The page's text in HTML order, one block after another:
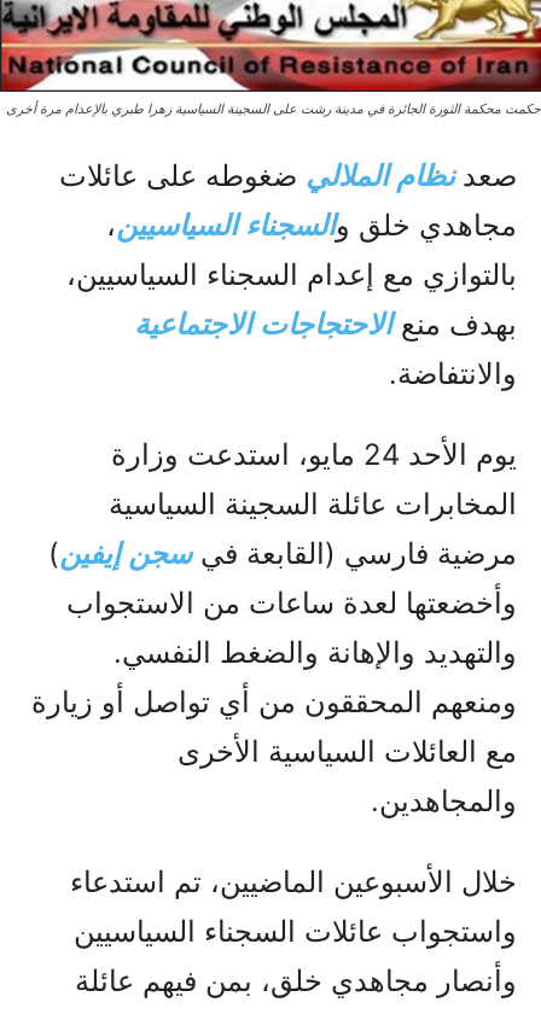
حكمت محكمة الثورة الجائرة في مدينة رشت على السجينة السياسية زهرا طبري بالإعدام مرة أخرى
صعدنظام الملالي ضغوطه على عائلات
مجاهدي خلق والسجناء السياسيين،
بالتوازي مع إعدام السجناء السياسيين،
بهدف منعالاحتجاجات الاجتماعية
والانتفاضة.
يوم الأحد 24 مايو، استدعت وزارة
المخابرات عائلة السجينة السياسية
مرضية فارسي (القابعة فيسجن إيفين)
وأخضعتها لعدة ساعات من الاستجواب
والتهديد والإهانة والضغط النفسي.
ومنعهم المحققون من أي تواصل أو زيارة
مع العائلات السياسية الأخرى
والمجاهدين.
خلال الأسبوعين الماضيين، تم استدعاء
واستجواب عائلات السجناء السياسيين
وأنصار مجاهدي خلق، بمن فيهم عائلة